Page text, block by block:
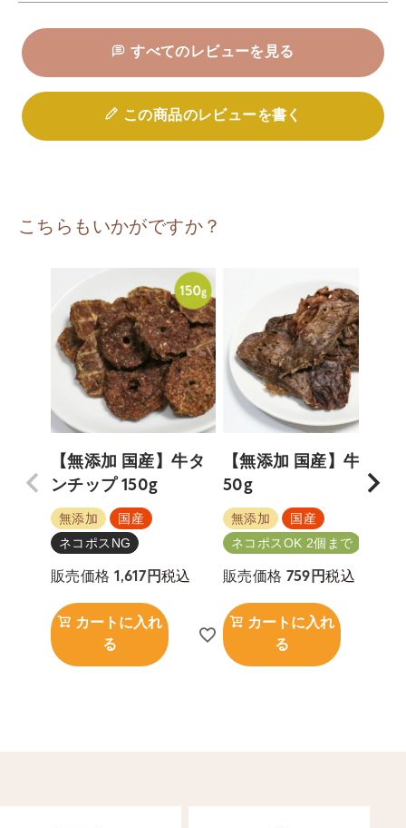
すべてのレビューを見る
この商品のレビューを書く
こちらもいかがですか？
【無添加 国産】牛タ
ンチップ 150g
無添加
国産
ネコポスNG
販売価格 1,617 税込
カートに入れ
る
【無添加 国産】牛肺
50g
無添加
国産
ネコポスOK 2個まで
販売価格 759 税込
カートに入れ
る